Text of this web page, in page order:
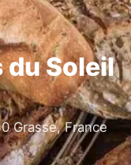
du Soleil
Grasse, France